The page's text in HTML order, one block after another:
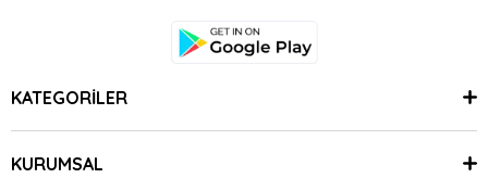
KATEGORİLER
KURUMSAL